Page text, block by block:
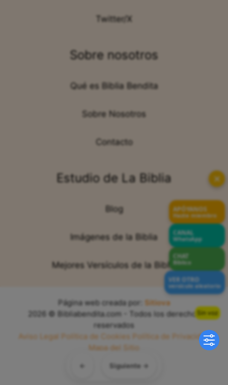
← Siguiente →
Sin voz
Twitter/X
Sobre nosotros
Qué es Biblia Bendita
Sobre Nosotros
Contacto
Estudio de La Biblia
Blog
Imágenes de la Biblia
Mejores Versículos de la Biblia
Página web creada por:
Sitiova
2026 © Bibliabendita.com - Todos los derechos
reservados
Aviso Legal
Política de Cookies
Política de Privacidad
Mapa del Sitio
✕
APÓYANOS
Hazte miembro
CANAL
WhatsApp
CHAT
Bíblico
VER OTRO
versículo aleatorio